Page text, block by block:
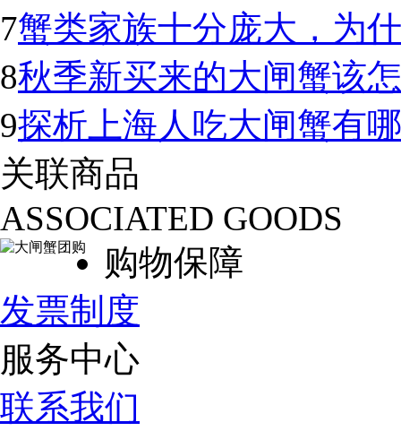
7蟹类家族十分庞大，为
8秋季新买来的大闸蟹该
9探析上海人吃大闸蟹有
关联商品
ASSOCIATED GOODS
购物保障
发票制度
服务中心
联系我们